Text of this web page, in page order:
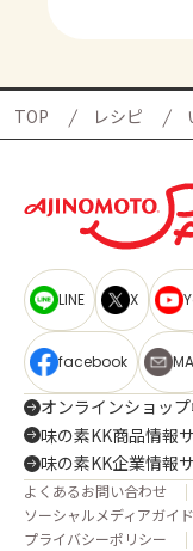
TOP レシピ
LINE X
facebook
オンラインショップ
味の素KK商品情報
味の素KK企業情報
よくあるお問い合わせ
ソーシャルメディアガイ
プライバシーポリシー